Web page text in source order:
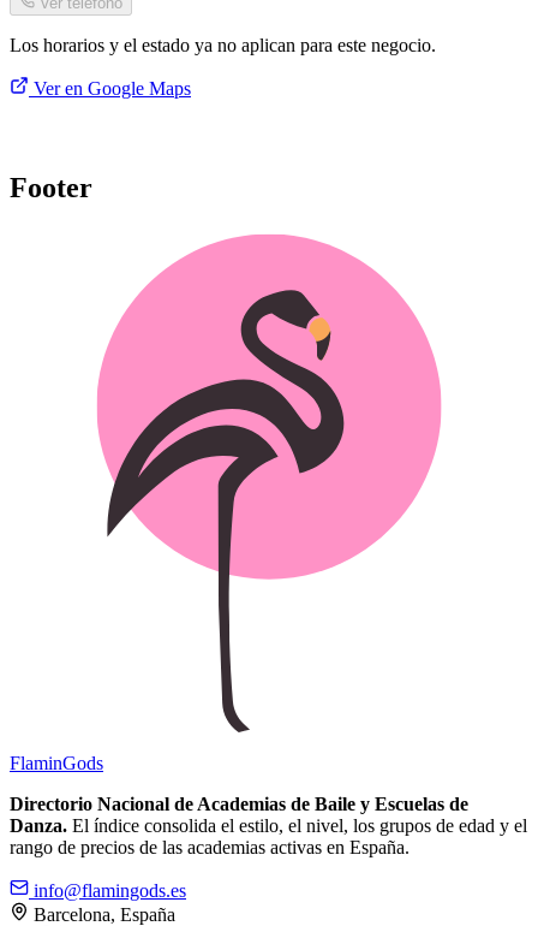
Los horarios y el estado ya no aplican para este negocio.
Ver en Google Maps
Footer
FlaminGods
Directorio Nacional de Academias de Baile y Escuelas de
Danza. El índice consolida el estilo, el nivel, los grupos de edad y el
rango de precios de las academias activas en España.
info@flamingods.es
Barcelona, España